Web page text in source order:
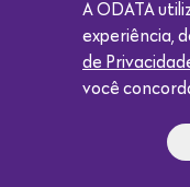
+55 11 4871.2924
Copyright 2021. Todos
A ODATA
experiência,
de
você